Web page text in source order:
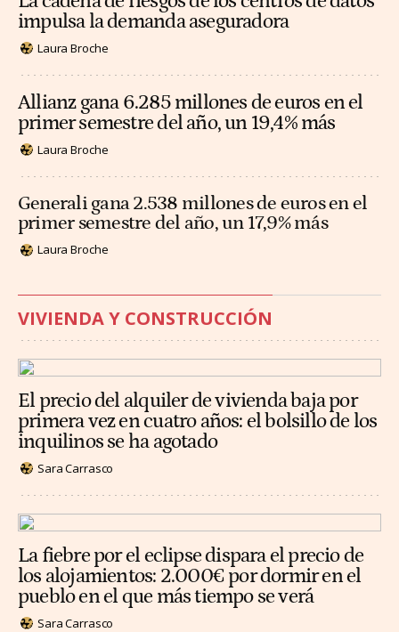
impulsa la demanda aseguradora
Laura Broche
Allianz gana 6.285 millones de euros en el
primer semestre del año, un 19,4% más
Laura Broche
Generali gana 2.538 millones de euros en el
primer semestre del año, un 17,9% más
Laura Broche
VIVIENDA Y CONSTRUCCIÓN
El precio del alquiler de vivienda baja por
primera vez en cuatro años: el bolsillo de los
inquilinos se ha agotado
Sara Carrasco
La fiebre por el eclipse dispara el precio de
los alojamientos: 2.000€ por dormir en el
pueblo en el que más tiempo se verá
Sara Carrasco